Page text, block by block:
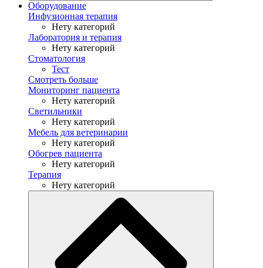
Оборудование
Инфузионная терапия
Нету категорий
Лаборатория и терапия
Нету категорий
Стоматология
Тест
Смотреть больше
Мониторинг пациента
Нету категорий
Светильники
Нету категорий
Мебель для ветеринарии
Нету категорий
Обогрев пациента
Нету категорий
Терапия
Нету категорий